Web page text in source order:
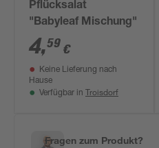
Pflücksalat
"Babyleaf Mischung"
4,59 €
Keine Lieferung nach
Hause
Verfügbar in Troisdorf
Fragen zum Produkt?